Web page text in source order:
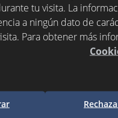
cesta
tu visita. La
a ningún dato de
Para obtener más